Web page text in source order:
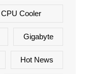
CPU Cooler
Gigabyte
Hot News